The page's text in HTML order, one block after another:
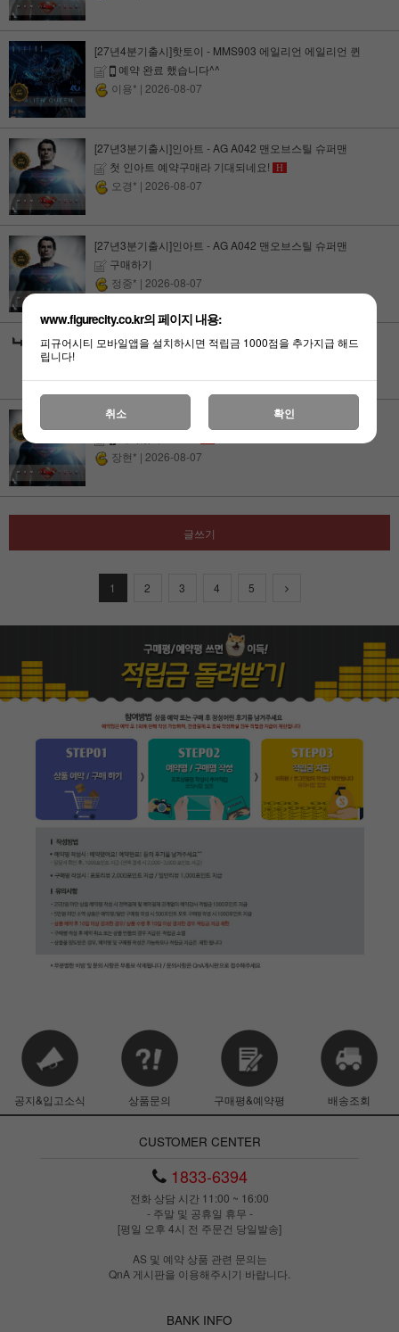
[27년4분기출시]핫토이 - MMS903 에일리언 에일리언 퀸
예약 완료 했습니다^^
이용* | 2026-08-07
[27년3분기출시]인아트 - AG A042 맨오브스틸 슈퍼맨
첫 인아트 예약구매라 기대되네요!
H
오경* | 2026-08-07
[27년3분기출시]인아트 - AG A042 맨오브스틸 슈퍼맨
구매하기
정중* | 2026-08-07
[27년3분기출시]인아트 - AG A042 맨오브스틸 슈퍼맨
구매하기
| 2026-08-07
[27년3분기출시]인아트 - AG A042 맨오브스틸 슈퍼맨
장현* | 2026-08-07
글쓰기
1 2 3 4 5
공지&입고소식 상품문의 구매평&예약평 배송조회
CUSTOMER CENTER
1833-6394
전화 상담 시간 11:00 ~ 16:00
- 주말 및 공휴일 휴무 -
[평일 오후 4시 전 주문건 당일발송]
AS 및 예약 상품 관련 문의는
QnA 게시판을 이용해주시기 바랍니다.
BANK INFO
www.figurecity.co.kr의 페이지 내용:
피규어시티 모바일앱을 설치하시면 적립금 1000점을 추가지급 해드
립니다!
취소 확인